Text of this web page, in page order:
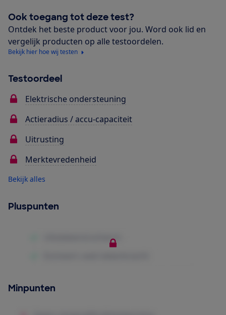
Ook toegang tot deze test?
Ontdek het beste product voor jou. Word ook lid en
vergelijk producten op alle testoordelen.
Bekijk hier hoe wij testen
Testoordeel
Elektrische ondersteuning
Actieradius / accu-capaciteit
Uitrusting
Merktevredenheid
Bekijk alles
Pluspunten
Minpunten